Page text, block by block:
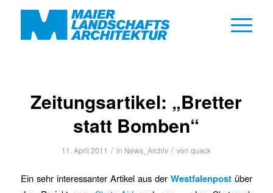
Zeitungsartikel: „Bretter
statt Bomben“
11. April 2011 / in News_Archiv / vonquack
Ein sehr interessanter Artikel aus derWestfalenpost über